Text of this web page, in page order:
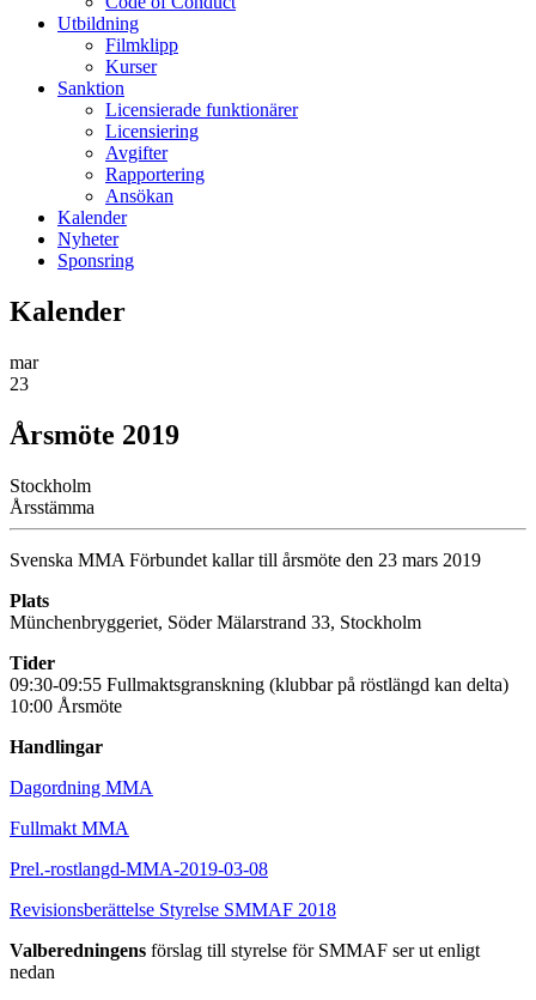
Utbildning
Filmklipp
Kurser
Sanktion
Licensierade funktionärer
Licensiering
Avgifter
Rapportering
Ansökan
Kalender
Nyheter
Sponsring
Kalender
mar
23
Årsmöte 2019
Stockholm
Årsstämma
Svenska MMA Förbundet kallar till årsmöte den 23 mars 2019
Plats
Münchenbryggeriet, Söder Mälarstrand 33, Stockholm
Tider
09:30-09:55 Fullmaktsgranskning (klubbar på röstlängd kan delta)
10:00 Årsmöte
Handlingar
Dagordning MMA
Fullmakt MMA
Prel.-rostlangd-MMA-2019-03-08
Revisionsberättelse Styrelse SMMAF 2018
Valberedningens förslag till styrelse för SMMAF ser ut enligt
nedan